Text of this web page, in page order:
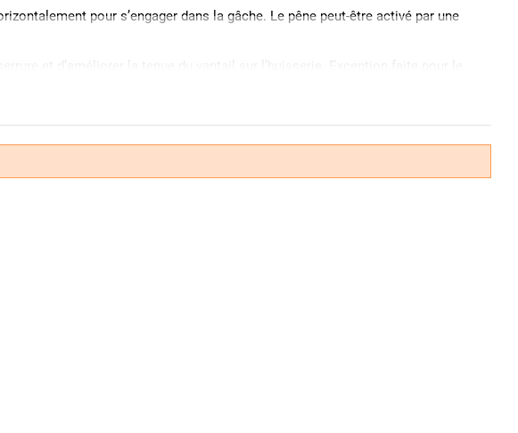
pour s’engager dans la gâche. Le pêne peut-être activé par une
et d’améliorer la tenue du vantail sur l’huisserie. Exception faite pour le
de la porte détermine la longueur du cylindre et donc le choix du
on peut retrouver :
verrou sur votre porte et commencez par mettre deux visses transversale
en suivant les mêmes étapes et vérifiez son alignement avec le
dimensions sont fabriquées sur demande. La pose d’une plaque de
l’ensemble de l’installation.